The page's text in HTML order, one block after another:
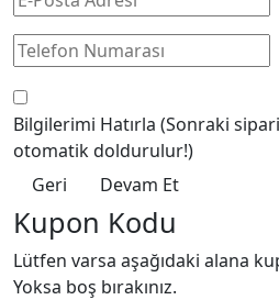
Bilgilerimi Hatırla (Sonraki
otomatik doldurulur!)
Geri
Devam Et
Kupon Kodu
Lütfen varsa aşağıdaki alana
Yoksa boş bırakınız.